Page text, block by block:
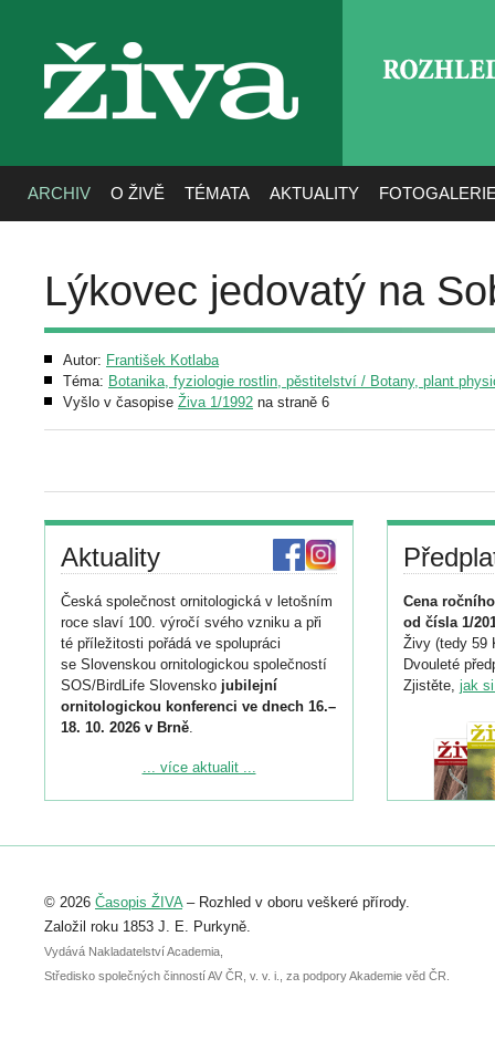
živa
ARCHIV O ŽIVĚ TÉMATA AKTUALITY
Lýkovec jedovatý na
Autor: František Kotlaba
Téma: Botanika, fyziologie rostlin, pěstitelství / Botany, plant
Vyšlo v časopise Živa 1/1992 na straně 6
Aktuality
Česká společnost ornitologická v letošním
roce slaví 100. výročí svého vzniku a při
té příležitosti pořádá ve spolupráci
se Slovenskou ornitologickou společností
SOS/BirdLife Slovensko jubilejní
ornitologickou konferenci ve dnech 16.–
18. 10. 2026 v Brně.
Podrobnější informace ke konferenci
Registrovat se můžete do 6. září.
abstraktu přihlášené přednášky nebo
posteru je už 30. června.
... více aktualit ...
Cena
od čísla 1/
Živy (tedy 59
Dvouleté
Zjistěte, jak
© 2026 Časopis ŽIVA– Rozhled v oboru veškeré přírody.
Založil roku 1853 J. E. Purkyně.
Vydává Nakladatelství Academia,
Středisko společných činností AV ČR, v. v. i., za podpory Akademie věd ČR.